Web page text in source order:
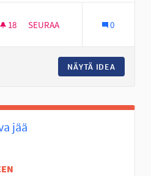
18 18 SEURAAJAA
SEURAA 0
NÄYTÄ IDEA
jää